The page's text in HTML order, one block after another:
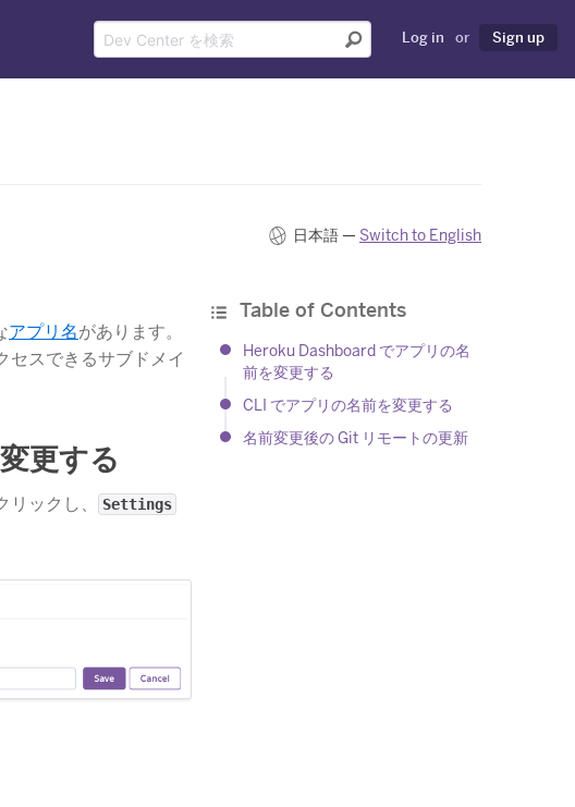
Log in or Sign up
日本語 — Switch to English
Table of Contents
Heroku Dashboard でアプリの名
前を変更する
CLI でアプリの名前を変更する
名前変更後の Git リモートの更新
アプリ名​があります。
セスできるサブドメイ
更する
ックし、 Settings